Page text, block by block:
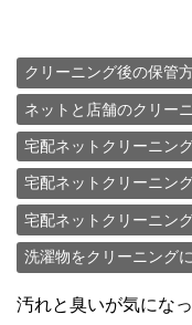
クリーニング後の保管
ネットと店舗のクリー
宅配ネットクリーニン
宅配ネットクリーニン
宅配ネットクリーニン
洗濯物をクリーニング
汚れと臭いが気にな